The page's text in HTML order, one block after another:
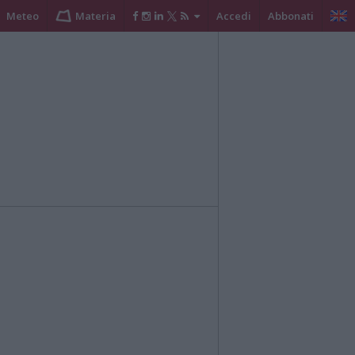
Meteo Materia Accedi Abbonati